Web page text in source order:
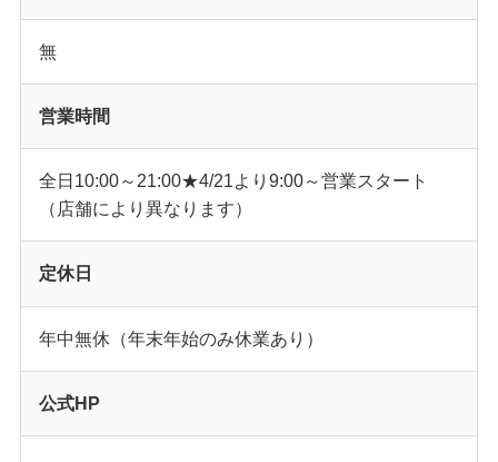
無
営業時間
全日10:00～21:00★4/21より9:00～営業スタート
（店舗により異なります）
定休日
年中無休（年末年始のみ休業あり）
公式HP